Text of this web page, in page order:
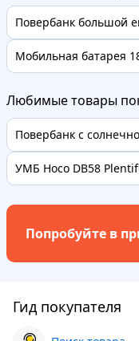
Повербанк большой
Мобильная батарея
Любимые товары
Повербанк с
УМБ Hoco DB58
Попробуйте в
Гид покупателя